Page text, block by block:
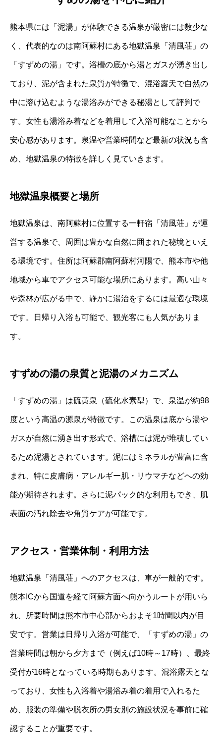
熊本県には「泥湯」が体験できる温泉が厳密には数少な
く、代表的なのは南阿蘇村にある地獄温泉「清風荘」の
「すずめの湯」です。浴槽の底から湯とガスが湧き出し
ており、泥が含まれた泉質が特徴で、混浴露天で自然の
中に溶け込むような湯浴みができる秘湯として評判で
す。女性も湯浴み着などを着用して入浴可能なことから
安心感があります。泉温や営業時間など最新の状況も含
め、地獄温泉の特徴を詳しく見ていきます。
地獄温泉概要と場所
地獄温泉は、南阿蘇村に位置する一軒宿「清風荘」が運
営する温泉で、周囲は豊かな自然に囲まれた秘境といえ
る環境です。住所は阿蘇郡南阿蘇村河陽で、熊本市や他
地域から車でアクセス可能な場所にあります。高い山々
や森林が広がる中で、静かに湯治をするには最適な環境
です。日帰り入浴も可能で、観光客にも人気がありま
す。
すずめの湯の泉質と泥湯のメカニズム
「すずめの湯」は硫黄泉（硫化水素型）で、泉温が約98
度という高温の源泉が特徴です。この温泉は底から湯や
ガスが自然に湧き出す形式で、浴槽には泥が堆積してい
るため泥湯とされています。泥にはミネラルが豊富に含
まれ、特に皮膚病・アレルギー肌・リウマチなどへの効
能が期待されます。さらに泥パック的な利用もでき、肌
表面の汚れ除去や角質ケアが可能です。
アクセス・営業体制・利用方法
地獄温泉「清風荘」へのアクセスは、車が一般的です。
熊本ICから国道を経て阿蘇方面へ向かうルートが用いら
れ、所要時間は熊本市中心部からおよそ1時間以内が目
安です。営業は日帰り入浴が可能で、「すずめの湯」の
営業時間は朝から夕方まで（例えば10時～17時）、最終
受付が16時となっている時期もあります。混浴露天とな
っており、女性も入浴着や湯浴み着の着用で入れるた
め、服装の準備や脱衣所の男女別の施設状況を事前に確
認することが重要です。